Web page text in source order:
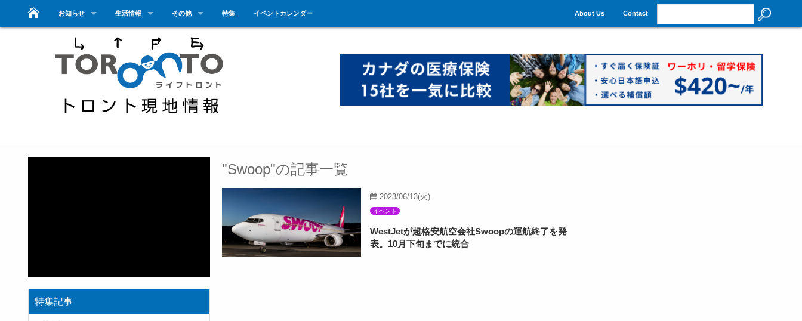
お知らせ 生活情報 その他 特集 イベントカレンダー About Us Contact
"Swoop"の記事一覧
2023/06/13(火)
イベント
WestJetが超格安航空会社Swoopの運航終了を発
表。10月下旬までに統合
特集記事